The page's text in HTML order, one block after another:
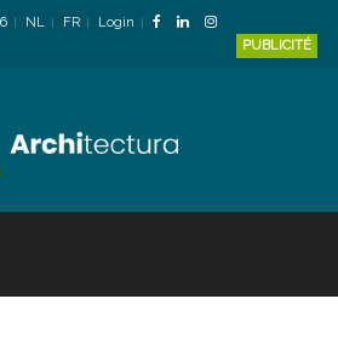
NL FR
Login
PUBLICITÉ